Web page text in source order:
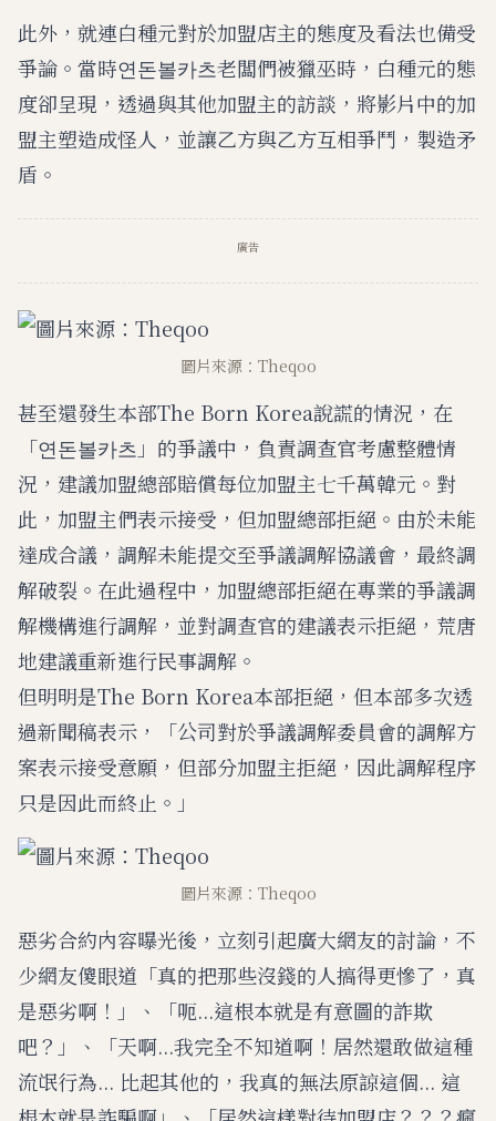
此外，就連白種元對於加盟店主的態度及看法也備受
爭論。當時연돈볼카츠老闆們被獵巫時，白種元的態
度卻呈現，透過與其他加盟主的訪談，將影片中的加
盟主塑造成怪人，並讓乙方與乙方互相爭鬥，製造矛
盾。
廣告
圖片來源：Theqoo
甚至還發生本部The Born Korea說謊的情況，在
「연돈볼카츠」的爭議中，負責調查官考慮整體情
況，建議加盟總部賠償每位加盟主七千萬韓元。對
此，加盟主們表示接受，但加盟總部拒絕。由於未能
達成合議，調解未能提交至爭議調解協議會，最終調
解破裂。在此過程中，加盟總部拒絕在專業的爭議調
解機構進行調解，並對調查官的建議表示拒絕，荒唐
地建議重新進行民事調解。
但明明是The Born Korea本部拒絕，但本部多次透
過新聞稿表示，「公司對於爭議調解委員會的調解方
案表示接受意願，但部分加盟主拒絕，因此調解程序
只是因此而終止。」
圖片來源：Theqoo
惡劣合約內容曝光後，立刻引起廣大網友的討論，不
少網友傻眼道「真的把那些沒錢的人搞得更慘了，真
是惡劣啊！」、「呃...這根本就是有意圖的詐欺
吧？」、「天啊...我完全不知道啊！居然還敢做這種
流氓行為... 比起其他的，我真的無法原諒這個... 這